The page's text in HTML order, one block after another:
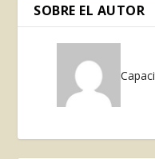
SOBRE EL AUTOR